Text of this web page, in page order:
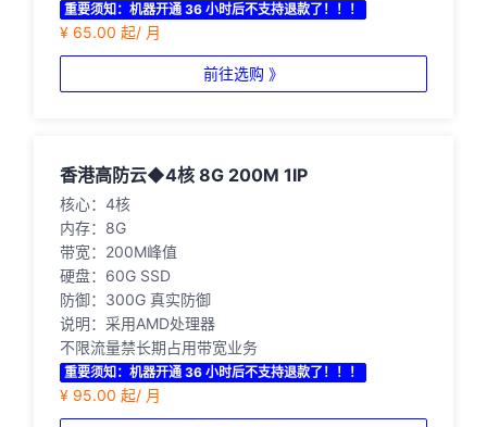
重要须知：机器开通 36 小时后不支持退款了！！！
¥ 65.00 起/ 月
前往选购 》
香港高防云◆4核 8G 200M 1IP
核心：4核
内存：8G
带宽：200M峰值
硬盘：60G SSD
防御：300G 真实防御
说明：采用AMD处理器
不限流量禁长期占用带宽业务
重要须知：机器开通 36 小时后不支持退款了！！！
¥ 95.00 起/ 月